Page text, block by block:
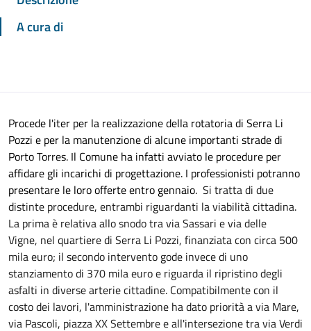
A cura di
Procede l'iter per la realizzazione della rotatoria di Serra Li
Pozzi e per la manutenzione di alcune importanti strade di
Porto Torres. Il Comune ha infatti avviato le procedure per
affidare gli incarichi di progettazione. I professionisti potranno
presentare le loro offerte entro gennaio. Si tratta di due
distinte procedure, entrambi riguardanti la viabilità cittadina.
La prima è relativa allo snodo tra via Sassari e via delle
Vigne, nel quartiere di Serra Li Pozzi, finanziata con circa 500
mila euro; il secondo intervento gode invece di uno
stanziamento di 370 mila euro e riguarda il ripristino degli
asfalti in diverse arterie cittadine. Compatibilmente con il
costo dei lavori, l'amministrazione ha dato priorità a via Mare,
via Pascoli, piazza XX Settembre e all'intersezione tra via Verdi